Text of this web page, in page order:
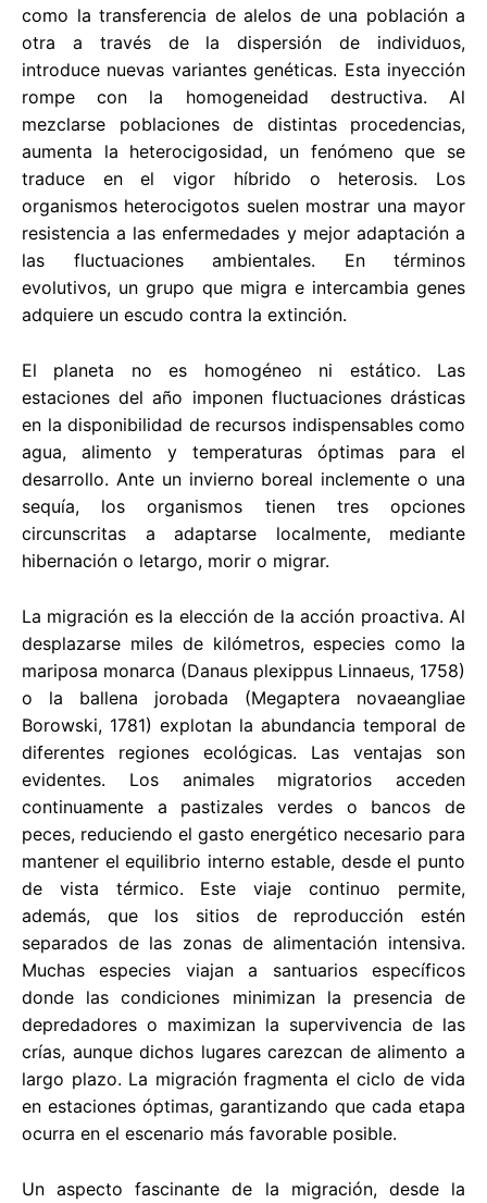
como la transferencia de alelos de una población a
otra a través de la dispersión de individuos,
introduce nuevas variantes genéticas. Esta inyección
rompe con la homogeneidad destructiva. Al
mezclarse poblaciones de distintas procedencias,
aumenta la heterocigosidad, un fenómeno que se
traduce en el vigor híbrido o heterosis. Los
organismos heterocigotos suelen mostrar una mayor
resistencia a las enfermedades y mejor adaptación a
las fluctuaciones ambientales. En términos
evolutivos, un grupo que migra e intercambia genes
adquiere un escudo contra la extinción.
El planeta no es homogéneo ni estático. Las
estaciones del año imponen fluctuaciones drásticas
en la disponibilidad de recursos indispensables como
agua, alimento y temperaturas óptimas para el
desarrollo. Ante un invierno boreal inclemente o una
sequía, los organismos tienen tres opciones
circunscritas a adaptarse localmente, mediante
hibernación o letargo, morir o migrar.
La migración es la elección de la acción proactiva. Al
desplazarse miles de kilómetros, especies como la
mariposa monarca (Danaus plexippus Linnaeus, 1758)
o la ballena jorobada (Megaptera novaeangliae
Borowski, 1781) explotan la abundancia temporal de
diferentes regiones ecológicas. Las ventajas son
evidentes. Los animales migratorios acceden
continuamente a pastizales verdes o bancos de
peces, reduciendo el gasto energético necesario para
mantener el equilibrio interno estable, desde el punto
de vista térmico. Este viaje continuo permite,
además, que los sitios de reproducción estén
separados de las zonas de alimentación intensiva.
Muchas especies viajan a santuarios específicos
donde las condiciones minimizan la presencia de
depredadores o maximizan la supervivencia de las
crías, aunque dichos lugares carezcan de alimento a
largo plazo. La migración fragmenta el ciclo de vida
en estaciones óptimas, garantizando que cada etapa
ocurra en el escenario más favorable posible.
Un aspecto fascinante de la migración, desde la